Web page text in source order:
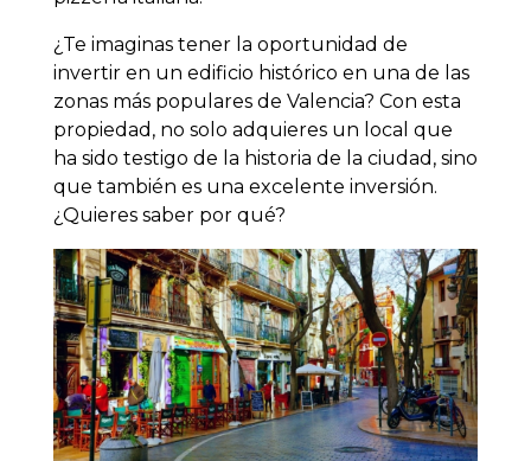
¿Te imaginas tener la oportunidad de
invertir en un edificio histórico en una de las
zonas más populares de Valencia? Con esta
propiedad, no solo adquieres un local que
ha sido testigo de la historia de la ciudad, sino
que también es una excelente inversión.
¿Quieres saber por qué?